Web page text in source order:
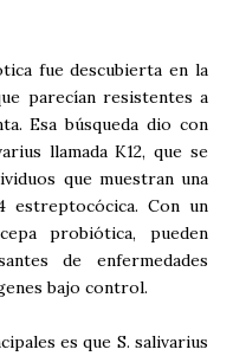
fue descubierta en la
parecían resistentes a
Esa búsqueda dio con
llamada K12, que se
que muestran una
estreptocócica. Con un
probiótica, pueden
de enfermedades
bajo control.
es que S. salivarius